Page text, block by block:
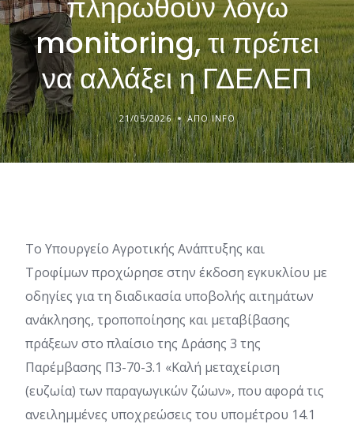
monitoring, τι πρέπει
να αλλάξει η ΓΔΕΛΕΠ
21/05/2026 ΑΠΌ INFO
Το Υπουργείο Αγροτικής Ανάπτυξης και
Τροφίμων προχώρησε στην έκδοση εγκυκλίου με
οδηγίες για τη διαδικασία υποβολής αιτημάτων
ανάκλησης, τροποποίησης και μεταβίβασης
πράξεων στο πλαίσιο της Δράσης 3 της
Παρέμβασης Π3-70-3.1 «Καλή μεταχείριση
(ευζωία) των παραγωγικών ζώων», που αφορά τις
ανειλημμένες υποχρεώσεις του υπομέτρου 14.1